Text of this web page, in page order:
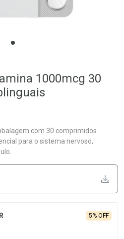
1000mcg 30
com 30 comprimidos
para o sistema nervoso,
5% OFF